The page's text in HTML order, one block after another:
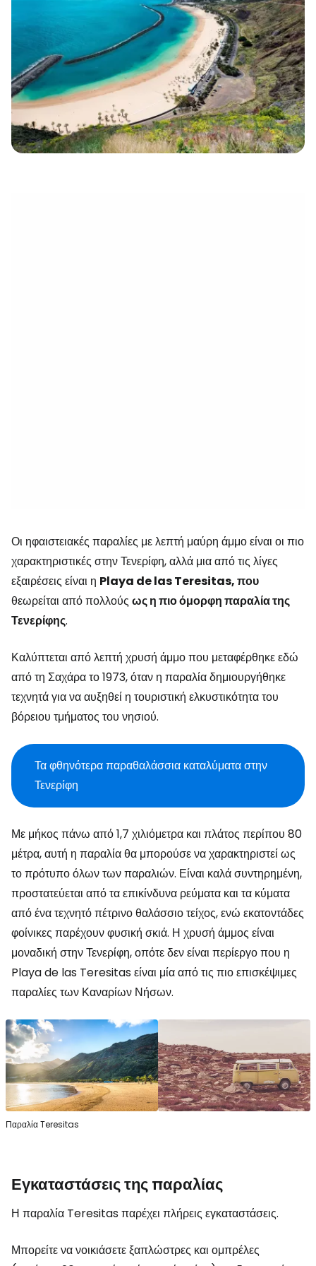
Οι ηφαιστειακές παραλίες με λεπτή μαύρη άμμο είναι οι πιο
χαρακτηριστικές στην Τενερίφη, αλλά μια από τις λίγες
εξαιρέσεις είναι η Playa de las Teresitas, που
θεωρείται από πολλούς ως η πιο όμορφη παραλία της
Τενερίφης.
Καλύπτεται από λεπτή χρυσή άμμο που μεταφέρθηκε εδώ
από τη Σαχάρα το 1973, όταν η παραλία δημιουργήθηκε
τεχνητά για να αυξηθεί η τουριστική ελκυστικότητα του
βόρειου τμήματος του νησιού.
Τα φθηνότερα παραθαλάσσια καταλύματα στην
Τενερίφη
Με μήκος πάνω από 1,7 χιλιόμετρα και πλάτος περίπου 80
μέτρα, αυτή η παραλία θα μπορούσε να χαρακτηριστεί ως
το πρότυπο όλων των παραλιών. Είναι καλά συντηρημένη,
προστατεύεται από τα επικίνδυνα ρεύματα και τα κύματα
από ένα τεχνητό πέτρινο θαλάσσιο τείχος, ενώ εκατοντάδες
φοίνικες παρέχουν φυσική σκιά. Η χρυσή άμμος είναι
μοναδική στην Τενερίφη, οπότε δεν είναι περίεργο που η
Playa de las Teresitas είναι μία από τις πιο επισκέψιμες
παραλίες των Καναρίων Νήσων.
Παραλία Teresitas
Εγκαταστάσεις της παραλίας
Η παραλία Teresitas παρέχει πλήρεις εγκαταστάσεις.
Μπορείτε να νοικιάσετε ξαπλώστρες και ομπρέλες